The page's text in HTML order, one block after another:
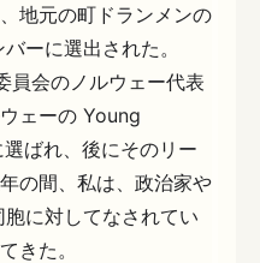
地元の町ドランメンの
ーに選出された。
員会のノルウェー代表
ェーの Young
ばれ、後にそのリー
の間、私は、政治家や
に対してなされてい
きた。